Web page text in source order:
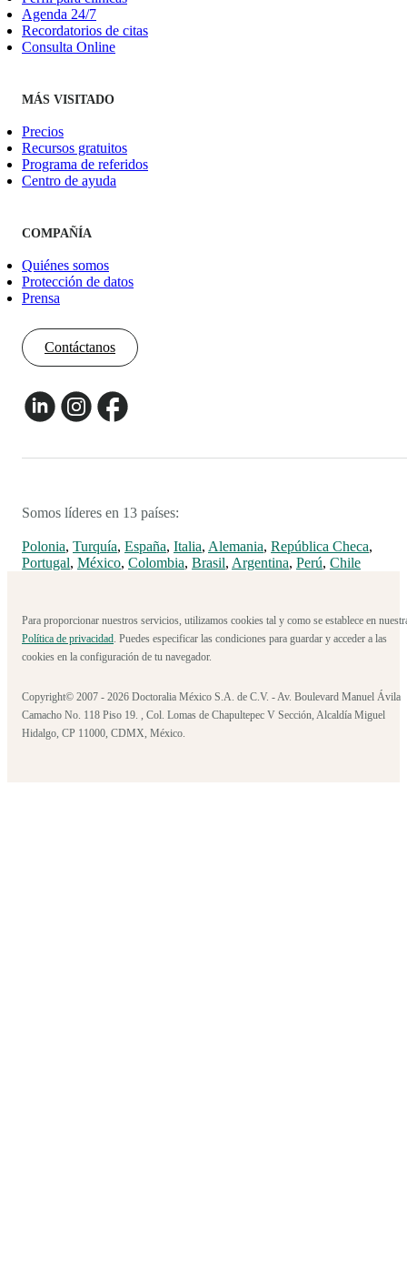
Agenda 24/7
Recordatorios de citas
Consulta Online
MÁS VISITADO
Precios
Recursos gratuitos
Programa de referidos
Centro de ayuda
COMPAÑÍA
Quiénes somos
Protección de datos
Prensa
Contáctanos
Somos líderes en 13 países:
Polonia, Turquía, España, Italia, Alemania, República Checa,
Portugal, México, Colombia, Brasil, Argentina, Perú, Chile
Para proporcionar nuestros servicios, utilizamos cookies tal y como se establece en
Política de privacidad. Puedes especificar las condiciones para guardar y acceder a las
cookies en la configuración de tu navegador.
Copyright© 2007 - 2026 Doctoralia México S.A. de C.V. - Av. Boulevard Manuel Ávila
Camacho No. 118 Piso 19. , Col. Lomas de Chapultepec V Sección, Alcaldía Miguel
Hidalgo, CP 11000, CDMX, México.